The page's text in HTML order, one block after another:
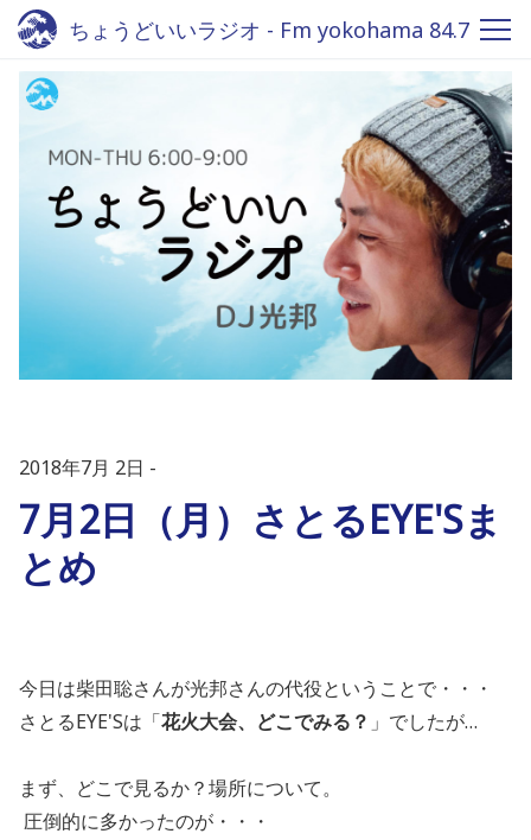
ちょうどいいラジオ - Fm yokohama 84.7
2018年7月 2日
7月2日（月）さとるEYE'Sま
とめ
今日は柴田聡さんが光邦さんの代役ということで・・・
さとるEYE'Sは「花火大会、どこでみる？ 」でしたが…
まず、どこで見るか？場所について。
圧倒的に多かったのが・・・